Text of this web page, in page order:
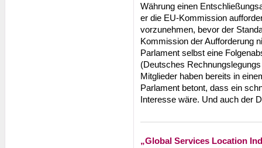
Währung einen
er die EU-Kommission
vorzunehmen, bevor der
Kommission der Aufforderung
Parlament selbst eine
(Deutsches
Mitglieder haben bereits in
Parlament betont, dass ein
Interesse wäre. Und auch der
„Global Services Location